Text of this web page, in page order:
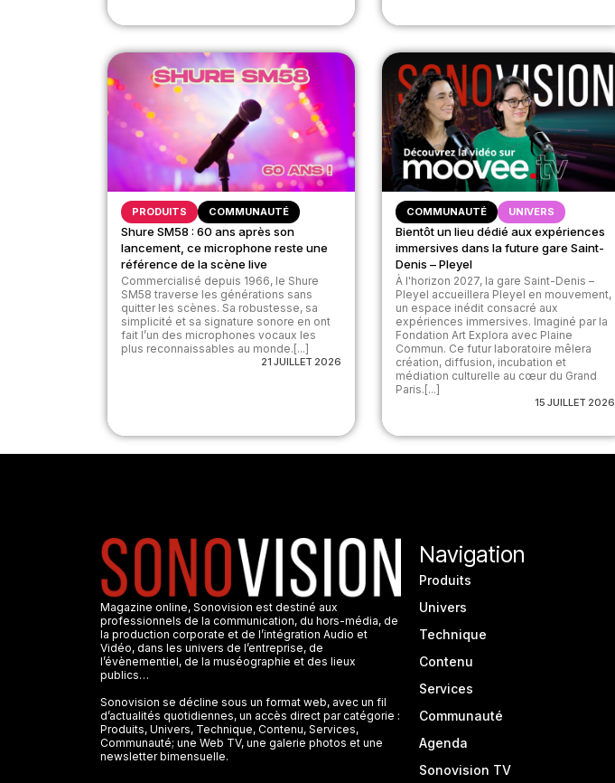
PRODUITS COMMUNAUTÉ
Shure SM58 : 60 ans après son
lancement, ce microphone reste une
référence de la scène live
Commercialisé depuis 1966, le Shure
SM58 traverse les générations sans
quitter les scènes. Sa robustesse, sa
simplicité et sa signature sonore en ont
fait l’un des microphones vocaux les
plus reconnaissables au monde.[...]
21 JUILLET 2026
COMMUNAUTÉ UNIVERS
Bientôt un lieu dédié aux expériences
immersives dans la future gare Saint-
Denis – Pleyel
À l'horizon 2027, la gare Saint-Denis –
Pleyel accueillera Pleyel en mouvement,
un espace inédit consacré aux
expériences immersives. Imaginé par la
Fondation Art Explora avec Plaine
Commun. Ce futur laboratoire mêlera
création, diffusion, incubation et
médiation culturelle au cœur du Grand
Paris.[...]
15 JUILLET 2026
Magazine online, Sonovision est destiné aux
professionnels de la communication, du hors-média, de
la production corporate et de l’intégration Audio et
Vidéo, dans les univers de l’entreprise, de
l’évènementiel, de la muséographie et des lieux
publics…
Sonovision se décline sous un format web, avec un fil
d’actualités quotidiennes, un accès direct par catégorie :
Produits, Univers, Technique, Contenu, Services,
Communauté; une Web TV, une galerie photos et une
newsletter bimensuelle.
Navigation
Produits
Univers
Technique
Contenu
Services
Communauté
Agenda
Sonovision TV